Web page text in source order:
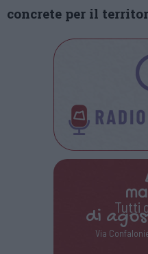
concrete per il
Tutti
di
Via